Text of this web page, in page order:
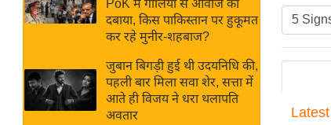
Hindi
Live
र
अंतर्राष्ट्रीय
बिज़नेस
उद्योग
PoK में गोलियों से आवाज को
दबाया, किस पाकिस्तान पर हुकूमत
कर रहे मुनीर-शहबाज?
जुबान बिगड़ी हुई थी उदयनिधि की,
पहली बार मिला सवा शेर, सत्ता में
आते ही विजय ने धरा थलापति
अवतार
Latest